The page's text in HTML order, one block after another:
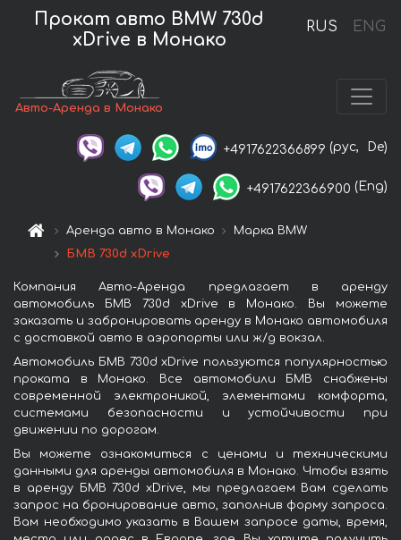
RUS ENG
Прокат авто BMW 730d
xDrive в Монако
Авто-Аренда в Монако
+4917622366899 (рус, De)
+4917622366900 (Eng)
Аренда авто в Монако
Марка BMW
БМВ 730d xDrive
Компания Авто-Аренда предлагает в аренду
автомобиль БМВ 730d xDrive в Монако. Вы можете
заказать и забронировать аренду в Монако автомобиля
с доставкой авто в аэропорты или ж/д вокзал.
Автомобиль БМВ 730d xDrive пользуются популярностью
проката в Монако. Все автомобили БМВ снабжены
современной электроникой, элементами комфорта,
системами безопасности и устойчивости при
движении по дорогам.
Вы можете ознакомиться с ценами и техническими
данными для аренды автомобиля в Монако. Чтобы взять
в аренду БМВ 730d xDrive, мы предлагаем Вам сделать
запрос на бронирование авто, заполнив форму запроса.
Вам необходимо указать в Вашем запросе даты, время,